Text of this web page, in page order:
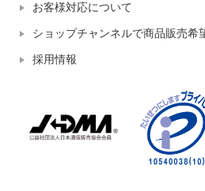
お客様対応について
ショップチャンネルで商品販売希
採用情報